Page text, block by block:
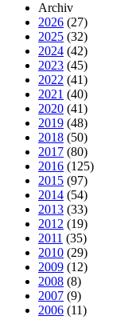
Archiv
2026 (27)
2025 (32)
2024 (42)
2023 (45)
2022 (41)
2021 (40)
2020 (41)
2019 (48)
2018 (50)
2017 (80)
2016 (125)
2015 (97)
2014 (54)
2013 (33)
2012 (19)
2011 (35)
2010 (29)
2009 (12)
2008 (8)
2007 (9)
2006 (11)